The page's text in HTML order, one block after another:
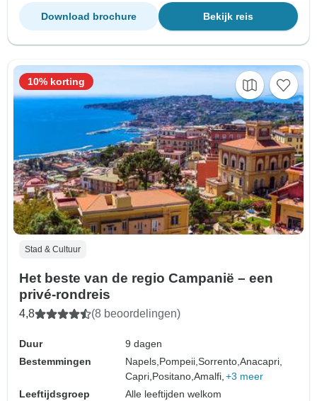
Bekijk reis
Download brochure
Stad & Cultuur
Het beste van de regio Campanië – een
privé-rondreis
4,8 (8 beoordelingen)
Duur
9 dagen
Bestemmingen
Napels, Pompeii,Sorrento,Anacapri,
Capri, Positano,Amalfi, +3 meer
Leeftijdsgroep
Alle leeftijden welkom
10% korting